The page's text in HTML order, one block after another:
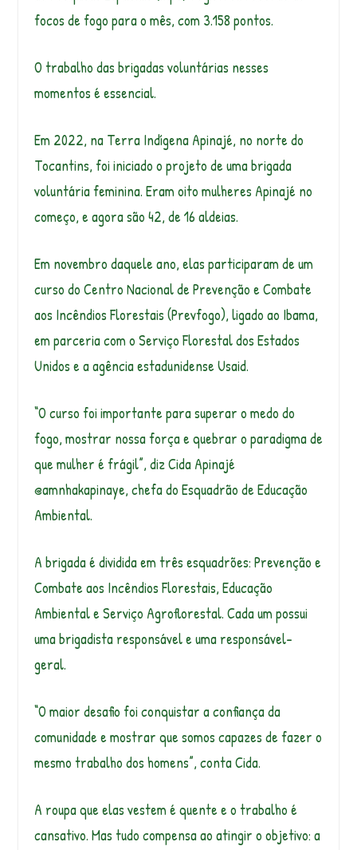
focos de fogo para o mês, com 3.158 pontos.
O trabalho das brigadas voluntárias nesses
momentos é essencial.
Em 2022, na Terra Indígena Apinajé, no norte do
Tocantins, foi iniciado o projeto de uma brigada
voluntária feminina. Eram oito mulheres Apinajé no
começo, e agora são 42, de 16 aldeias.
Em novembro daquele ano, elas participaram de um
curso do Centro Nacional de Prevenção e Combate
aos Incêndios Florestais (Prevfogo), ligado ao Ibama,
em parceria com o Serviço Florestal dos Estados
Unidos e a agência estadunidense Usaid.
“O curso foi importante para superar o medo do
fogo, mostrar nossa força e quebrar o paradigma de
que mulher é frágil”, diz Cida Apinajé
@amnhakapinaye, chefa do Esquadrão de Educação
Ambiental.
A brigada é dividida em três esquadrões: Prevenção e
Combate aos Incêndios Florestais, Educação
Ambiental e Serviço Agroflorestal. Cada um possui
uma brigadista responsável e uma responsável-
geral.
“O maior desafio foi conquistar a confiança da
comunidade e mostrar que somos capazes de fazer o
mesmo trabalho dos homens”, conta Cida.
A roupa que elas vestem é quente e o trabalho é
cansativo. Mas tudo compensa ao atingir o objetivo: a